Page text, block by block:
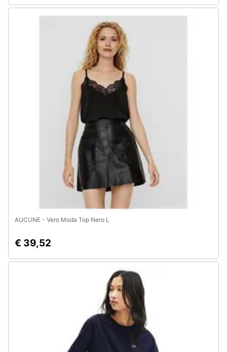
AUCUNE - Vero Moda Top Nero L
€ 39,52